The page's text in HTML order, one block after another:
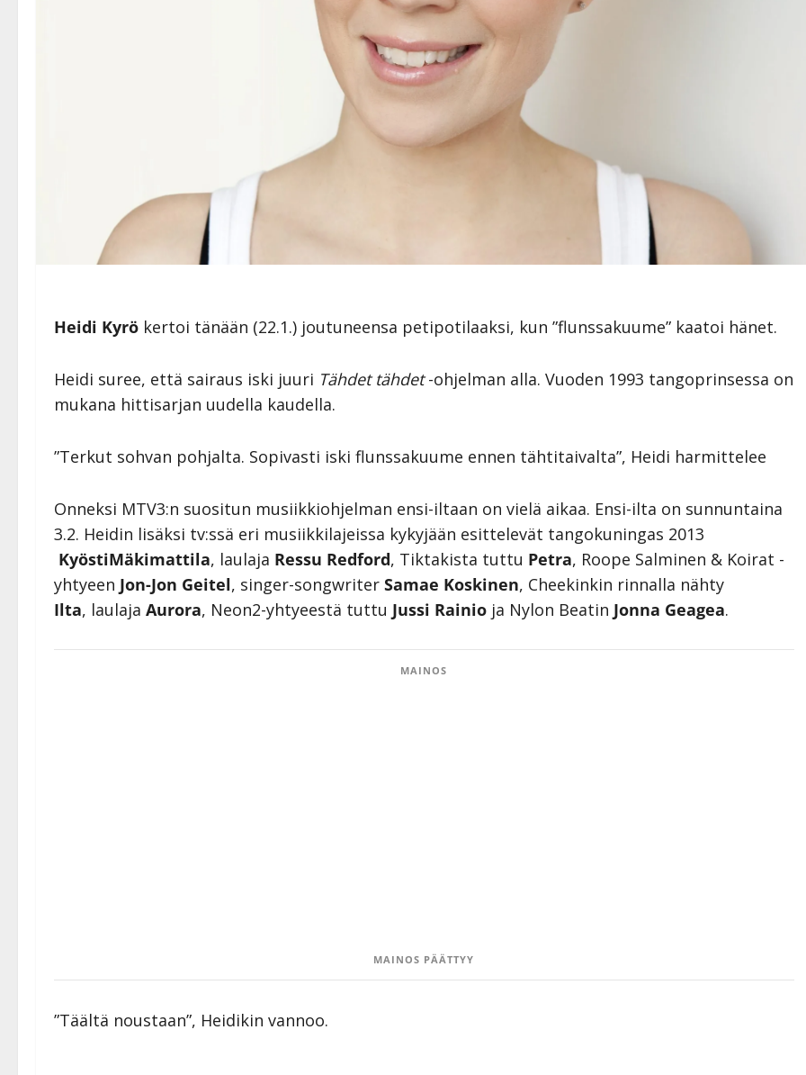
Heidi Kyrö kertoi tänään (22.1.) joutuneensa petipotilaaksi, kun ”flunssakuume” kaatoi hänet.
Heidi suree, että sairaus iski juuri Tähdet tähdet-ohjelman alla. Vuoden 1993 tangoprinsessa on
mukana hittisarjan uudella kaudella.
”Terkut sohvan pohjalta. Sopivasti iski flunssakuume ennen tähtitaivalta”, Heidi harmittelee
Onneksi MTV3:n suositun musiikkiohjelman ensi-iltaan on vielä aikaa. Ensi-ilta on sunnuntaina
3.2. Heidin lisäksi tv:ssä eri musiikkilajeissa kykyjään esittelevät tangokuningas 2013
KyöstiMäkimattila, laulaja Ressu Redford, Tiktakista tuttu Petra, Roope Salminen & Koirat -
yhtyeen Jon-Jon Geitel, singer-songwriter Samae Koskinen, Cheekinkin rinnalla nähty
Ilta, laulaja Aurora, Neon2-yhtyeestä tuttu Jussi Rainio ja Nylon Beatin Jonna Geagea.
MAINOS
MAINOS PÄÄTTYY
”Täältä noustaan”, Heidikin vannoo.